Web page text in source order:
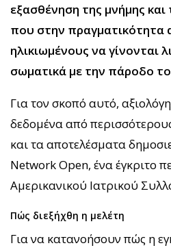
εξασθένηση της μνήμης και
που στην πραγματικότητα
ηλικιωμένους να γίνονται
σωματικά με την πάροδο
Για τον σκοπό αυτό,
δεδομένα από
και τα αποτελέσματα
Network Open, ένα έγκριτο
Αμερικανικού Ιατρικού
Πώς διεξήχθη η μελέτη
Για να κατανοήσουν πώς η